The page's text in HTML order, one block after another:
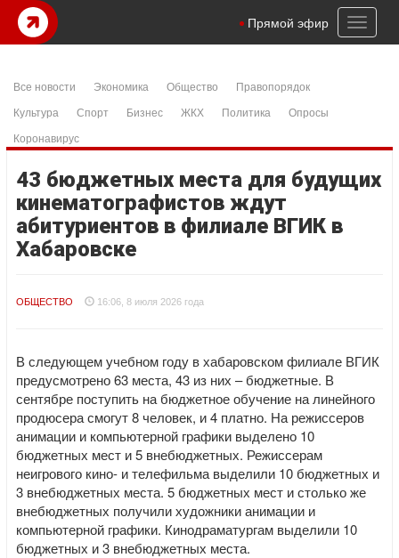
Toggle
Прямой эфир
Все новости Экономика Общество
Правопорядок
Культура
Спорт Бизнес ЖКХ Политика
Опросы
Коронавирус
43 бюджетных места для будущих
кинематографистов ждут
абитуриентов в филиале ВГИК в
Хабаровске
ОБЩЕСТВО 16:06, 8 июля 2026 года
В следующем учебном году в хабаровском филиале ВГИК
предусмотрено 63 места, 43 из них – бюджетные. В
сентябре поступить на бюджетное обучение на линейного
продюсера смогут 8 человек, и 4 платно. На режиссеров
анимации и компьютерной графики выделено 10
бюджетных мест и 5 внебюджетных. Режиссерам
неигрового кино- и телефильма выделили 10 бюджетных и
3 внебюджетных места. 5 бюджетных мест и столько же
внебюджетных получили художники анимации и
компьютерной графики. Кинодраматургам выделили 10
бюджетных и 3 внебюджетных места.